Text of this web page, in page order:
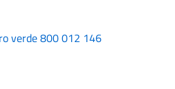
verde 800 012 146